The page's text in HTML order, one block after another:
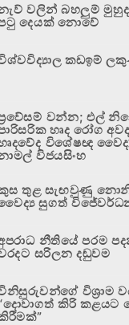
වලින් බහලුම්
දෙයක් නොවේ
කඩඉම්
වන්න; එල්
හෘද රෝග
විශේෂඥ
විජයසිංහ
තුළ සැඟවුණු
සුගත්
නීතියේ පරම
සරිලන දඬුවම
විශ්‍රාම
කිරි කළයට